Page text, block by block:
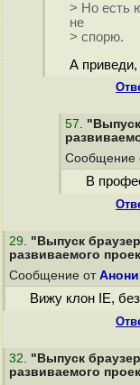
> Но есть
не
> спорю.
А приведи,
57.
Сообщение
В
29. "Выпуск
развиваемого
Сообщение от
Вижу клон IE,
32. "Выпуск
развиваемого